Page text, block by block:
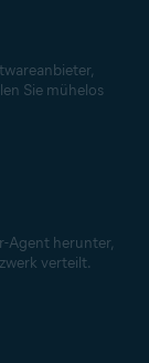
Sie mühelos
Agent herunter,
verteilt.